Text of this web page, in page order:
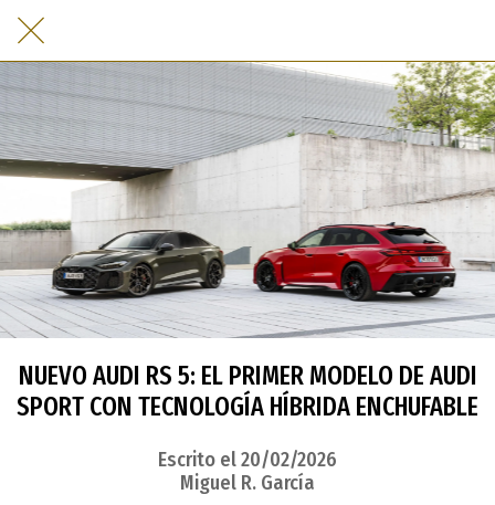
NUEVO AUDI RS 5: EL PRIMER MODELO DE AUDI
SPORT CON TECNOLOGÍA HÍBRIDA ENCHUFABLE
Escrito el 20/02/2026
Miguel R. García